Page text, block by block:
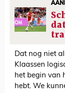
Dat nog niet
Klaassen
het begin van
hebt. We